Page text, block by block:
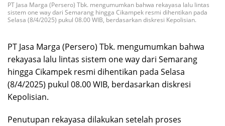
PT Jasa Marga (Persero) Tbk. mengumumkan bahwa rekayasa lalu lintas
sistem one way dari Semarang hingga Cikampek resmi dihentikan pada
Selasa (8/4/2025) pukul 08.00 WIB, berdasarkan diskresi Kepolisian.
PT Jasa Marga (Persero) Tbk. mengumumkan bahwa
rekayasa lalu lintas sistem one way dari Semarang
hingga Cikampek resmi dihentikan pada Selasa
(8/4/2025) pukul 08.00 WIB, berdasarkan diskresi
Kepolisian.
Penutupan rekayasa dilakukan setelah proses